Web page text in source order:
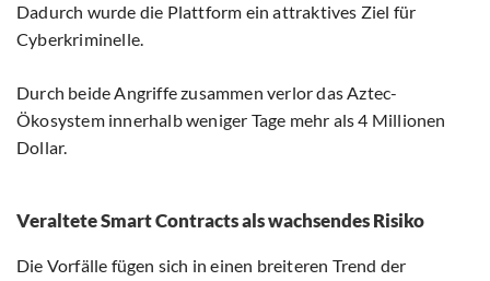
Dadurch wurde die Plattform ein attraktives Ziel für
Cyberkriminelle.
Durch beide Angriffe zusammen verlor das Aztec-
Ökosystem innerhalb weniger Tage mehr als 4 Millionen
Dollar.
Veraltete Smart Contracts als wachsendes Risiko
Die Vorfälle fügen sich in einen breiteren Trend der